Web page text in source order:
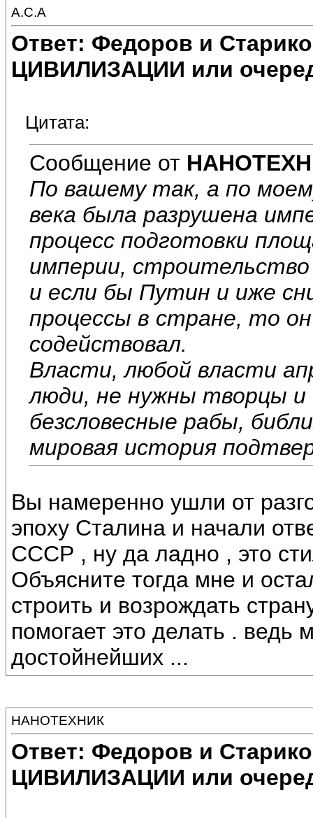
А.С.А
Ответ: Федоров и
ЦИВИЛИЗАЦИИ или
Цитата:
Сообщение от
По вашему так, а по
века была разрушена
процесс подготовки
империи,
и если бы Путин и иже
процессы в стране, то
содействовал.
Власти, любой власти
люди, не нужны творцы и
безсловесные рабы,
мировая история
Вы намеренно ушли от
эпоху Сталина и начали
СССР , ну да ладно , это
Объясните тогда мне и
строить и возрождать
помогает это делать . ведь
достойнейших ...
НАНОТЕХНИК
Ответ: Федоров и
ЦИВИЛИЗАЦИИ или